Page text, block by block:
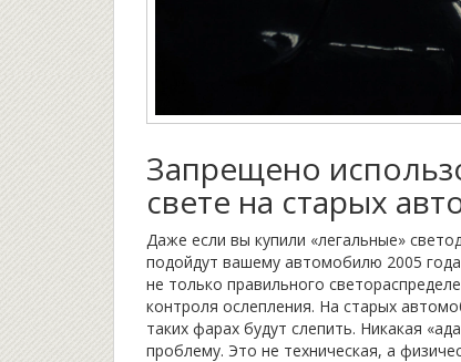
Запрещено
свете на старых
Даже если вы купили «легальные»
подойдут вашему автомобилю 2005
не только правильного
контроля ослепления. На старых
таких фарах будут слепить. Никакая
проблему. Это не техническая, а